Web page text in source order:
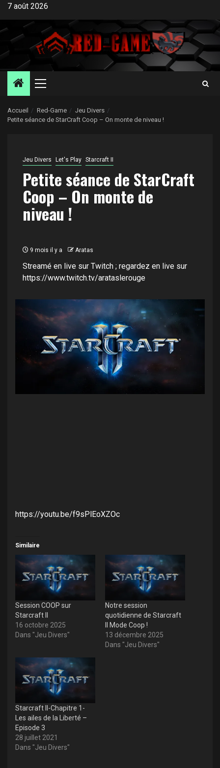
Aller
contenu
7 août 2026
Menu
Accueil Red-Game
Jeu Divers
Petite séance de StarCraft Coop – On monte de niveau !
Jeu Divers Let's Play Starcraft II
Petite séance de StarCraft
Coop – On monte de
niveau !
9 mois il y a Aratas
Streamé en live sur Twitch ; regardez en live sur
https://www.twitch.tv/arataslerouge
https://youtu.be/f9sPlEoXZOc
Similaire
Session COOP sur
Starcraft II
16 octobre 2025
Dans "Jeu Divers"
Notre session
quotidienne de Starcraft
II Mode Coop !
13 décembre 2025
Dans "Jeu Divers"
Starcraft II-Chapitre 1-
Les ailes de la Liberté –
Episode 3
28 juillet 2021
Dans "Jeu Divers"